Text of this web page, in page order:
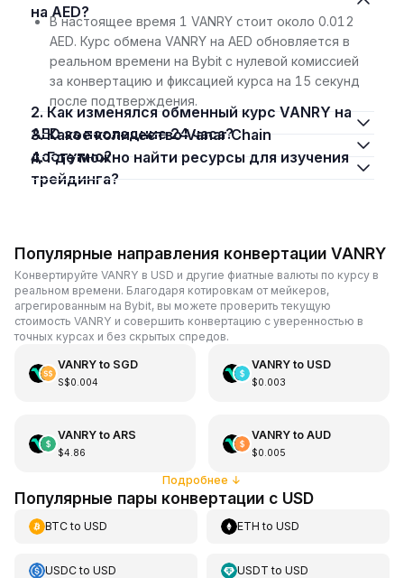
на AED?
В настоящее время 1 VANRY стоит около 0.012
AED. Курс обмена VANRY на AED обновляется в
реальном времени на Bybit с нулевой комиссией
за конвертацию и фиксацией курса на 15 секунд
после подтверждения.
2. Как изменялся обменный курс VANRY на
AED за последние 24 часа?
3. Какое количество Vanar Chain
доступно?
4. Где можно найти ресурсы для изучения
трейдинга?
Популярные направления конвертации VANRY
Конвертируйте VANRY в USD и другие фиатные валюты по курсу в
реальном времени. Благодаря котировкам от мейкеров,
агрегированным на Bybit, вы можете проверить текущую
стоимость VANRY и совершить конвертацию с уверенностью в
точных курсах и без скрытых спредов.
VANRYto SGD
S$0.004
VANRYto USD
$0.003
VANRYto ARS
$4.86
VANRYto AUD
$0.005
Подробнее ↓
Популярные пары конвертации с USD
BTCto USD ETH toUSD
USDCto USD USDT toUSD